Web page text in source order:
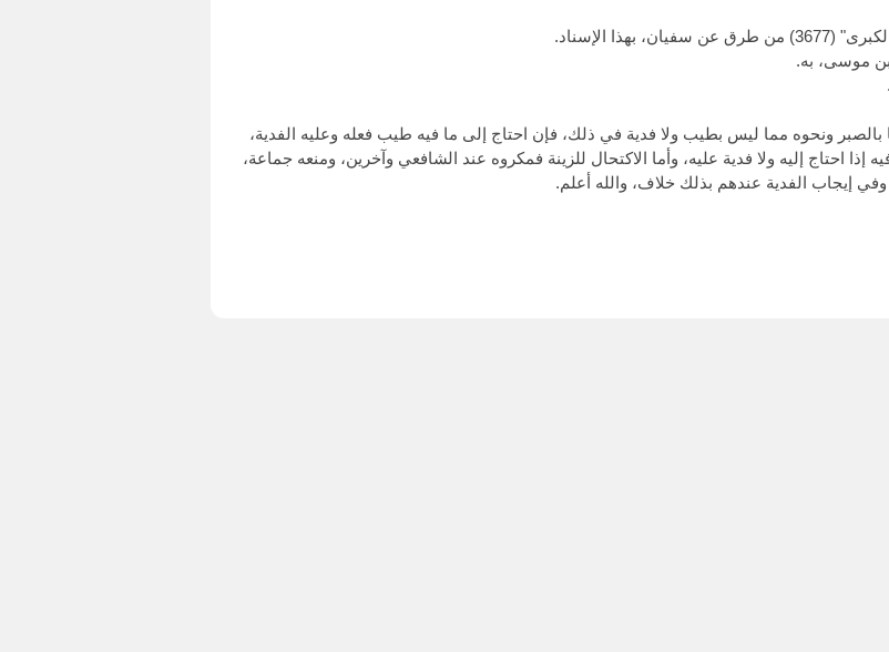
بالصبر ونحوه مما ليس بطيب ولا فدية في ذلك، فإن احتاج إلى ما فيه طيب فعله وعليه الفدية،
احتاج إليه ولا فدية عليه، وأما الاكتحال للزينة فمكروه عند الشافعي وآخرين، ومنعه جماعة،
إيجاب الفدية عندهم بذلك خلاف، والله أعلم.